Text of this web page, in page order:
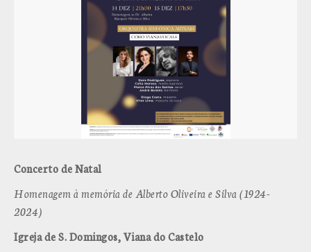
Concerto de Natal
Homenagem à memória de Alberto Oliveira e Silva (1924-
2024)
Igreja de S. Domingos, Viana do Castelo